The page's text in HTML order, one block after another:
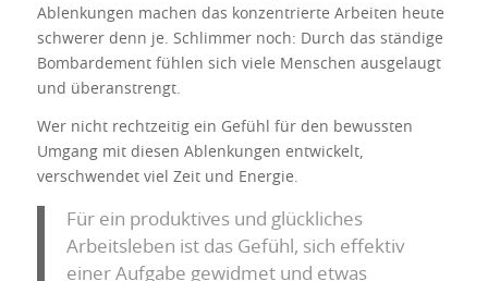
Ablenkungen machen das konzentrierte Arbeiten heute
schwerer denn je. Schlimmer noch: Durch das ständige
Bombardement fühlen sich viele Menschen ausgelaugt
und überanstrengt.
Wer nicht rechtzeitig ein Gefühl für den bewussten
Umgang mit diesen Ablenkungen entwickelt,
verschwendet viel Zeit und Energie.
Für ein produktives und glückliches
Arbeitsleben ist das Gefühl, sich effektiv
einer Aufgabe gewidmet und etwas